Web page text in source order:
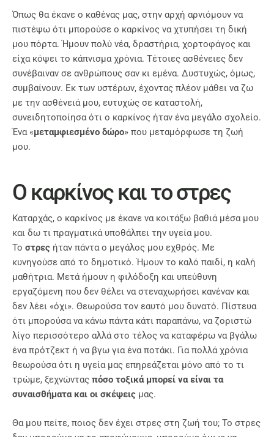
Όπως θα έκανε ο καθένας μας, στην αρχή αρνιόμουν να
πιστέψω ότι μπορούσε ο καρκίνος να χτυπήσει τη δική
μου πόρτα. Ήμουν πολύ νέα, δραστήρια, χορτοφάγος και
είχα κόψει το κάπνισμα χρόνια. Τέτοιες ασθένειες δεν
συνέβαιναν σε ανθρώπους σαν κι εμένα. Δυστυχώς, όμως,
συμβαίνουν. Εκ των υστέρων, έχοντας πλέον μάθει να ζω
με την ασθένειά μου, ευτυχώς σε καταστολή,
συνειδητοποίησα ότι ο καρκίνος ήταν ένα μεγάλο σχολείο.
Ένα «μεταμφιεσμένο δώρο» που μεταμόρφωσε τη ζωή
μου.
Ο καρκίνος και το στρες
Καταρχάς, ο καρκίνος με έκανε να κοιτάξω βαθιά μέσα μου
και δω τι πραγματικά υποθάλπει την υγεία μου.
Το στρες ήταν πάντα ο μεγάλος μου εχθρός. Με
κυνηγούσε από το δημοτικό. Ήμουν το καλό παιδί, η καλή
μαθήτρια. Μετά ήμουν η φιλόδοξη και υπεύθυνη
εργαζόμενη που δεν θέλει να στεναχωρήσει κανέναν και
δεν λέει «όχι». Θεωρούσα τον εαυτό μου δυνατό. Πίστευα
ότι μπορούσα να κάνω πάντα κάτι παραπάνω, να ζοριστώ
λίγο περισσότερο αλλά στο τέλος να καταφέρω να βγάλω
ένα πρότζεκτ ή να βγω για ένα ποτάκι. Για πολλά χρόνια
θεωρούσα ότι η υγεία μας επηρεάζεται μόνο από το τι
τρώμε, ξεχνώντας πόσο τοξικά μπορεί να είναι τα
συναισθήματα και οι σκέψεις μας.
Θα μου πείτε, ποιος δεν έχει στρες στη ζωή του; Το στρες